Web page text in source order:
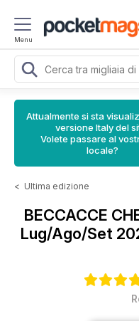
Menu
Attualmente si sta
versione Italy del
Volete passare al
locale?
< Ultima edizione
BECCACCE
Lug/Ago/Set